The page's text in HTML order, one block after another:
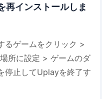
インストールしま
るゲームをクリック >
所に設定 > ゲームのダ
停止してUplayを終了す